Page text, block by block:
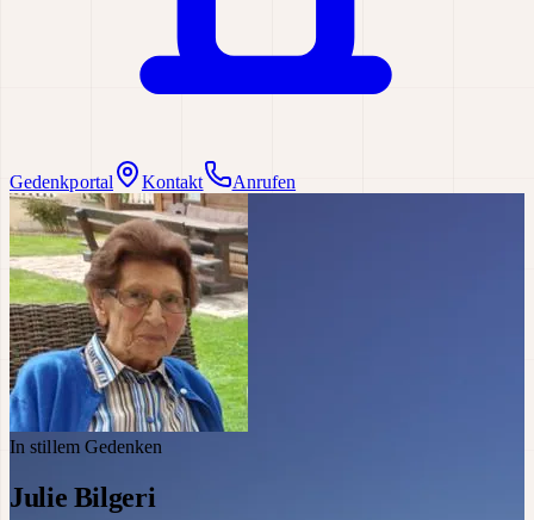
Gedenkportal Kontakt Anrufen
In stillem Gedenken
Julie Bilgeri